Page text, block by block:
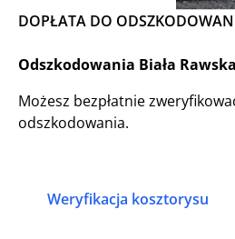
DOPŁATA DO
Odszkodowania Biała
Możesz bezpłatnie
odszkodowania.
Weryfikacja kosztorysu